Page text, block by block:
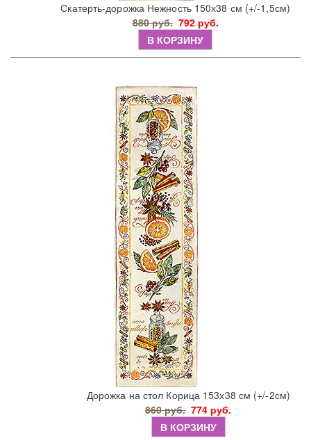
Скатерть-дорожка Нежность 150х38 см (+/-1,5см)
880 руб. 792 руб.
В КОРЗИНУ
Дорожка на стол Корица 153х38 см (+/-2см)
860 руб. 774 руб.
В КОРЗИНУ